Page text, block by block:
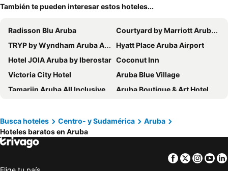
También te pueden interesar estos hoteles...
Radisson Blu Aruba
Courtyard by Marriott Aruba Resort
TRYP by Wyndham Aruba Adults Only Hotel
Hyatt Place Aruba Airport
Hotel JOIA Aruba by Iberostar Coconut Inn
Victoria City Hotel
Aruba Blue Village
Tamarijn Aruba All Inclusive
Aruba Boutique & Art Hotel, BW Signature Collection
Wonders Boutique Hotel
Talk of the Town Hotel & Beach Club
RH Boutique Hotel Aruba
Aruba's Bakval Suites
Aruba Harmony Apartments
Busca hoteles Centro- y Sudamérica
Aruba
Hoteles baratos en Aruba
Facebook
Twitter